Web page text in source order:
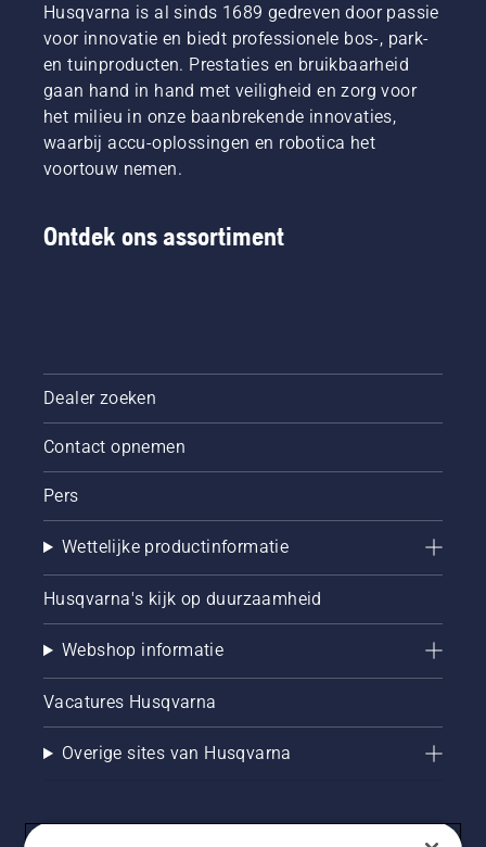
Husqvarna is al sinds 1689 gedreven door passie
voor innovatie en biedt professionele bos-, park-
en tuinproducten. Prestaties en bruikbaarheid
gaan hand in hand met veiligheid en zorg voor
het milieu in onze baanbrekende innovaties,
waarbij accu-oplossingen en robotica het
voortouw nemen.
Ontdek ons assortiment
Dealer zoeken
Contact opnemen
Pers
Wettelijke productinformatie
Husqvarna's kijk op duurzaamheid
Webshop informatie
Vacatures Husqvarna
Overige sites van Husqvarna